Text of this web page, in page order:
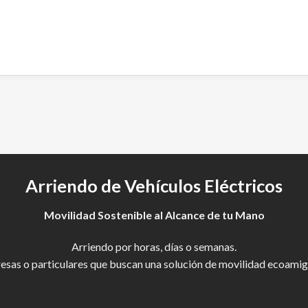
Arriendo de Vehículos Eléctricos
Movilidad Sostenible al Alcance de tu Mano
Arriendo por horas, días o semanas.
o particulares que buscan una solución de movilidad